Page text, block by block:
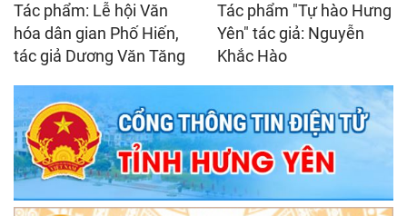
Tác phẩm: Lễ hội Văn
hóa dân gian Phố Hiến,
tác giả Dương Văn Tăng
Tác phẩm "Tự hào Hưng
Yên" tác giả: Nguyễn
Khắc Hào